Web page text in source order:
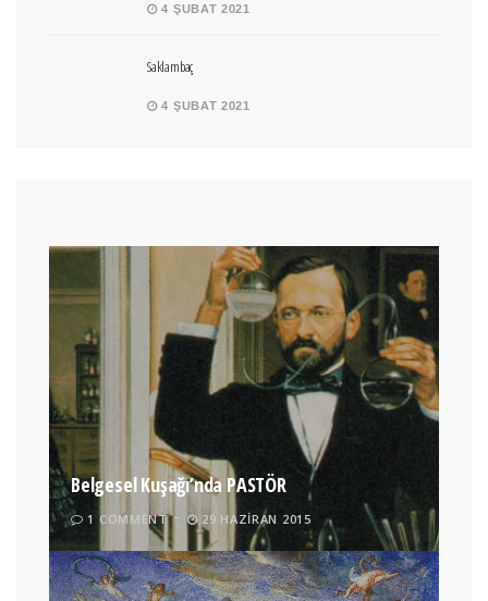
4 ŞUBAT 2021
Saklambaç
4 ŞUBAT 2021
Belgesel Kuşağı’nda PASTÖR
1 COMMENT 29 HAZIRAN 2015